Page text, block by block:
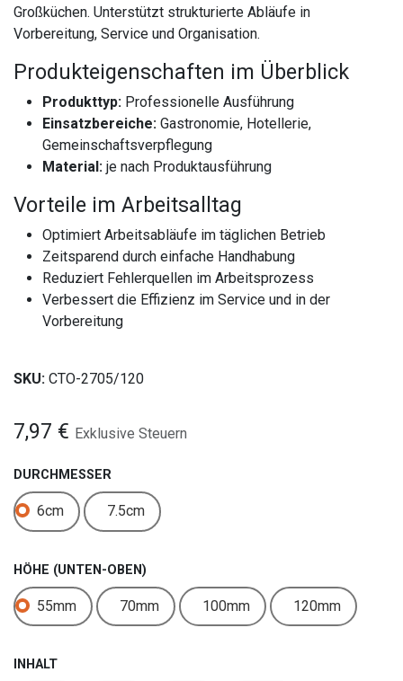
Großküchen. Unterstützt strukturierte Abläufe in
Vorbereitung, Service und Organisation.
Produkteigenschaften im Überblick
Produkttyp: Professionelle Ausführung
Einsatzbereiche: Gastronomie, Hotellerie,
Gemeinschaftsverpflegung
Material: je nach Produktausführung
Vorteile im Arbeitsalltag
Optimiert Arbeitsabläufe im täglichen Betrieb
Zeitsparend durch einfache Handhabung
Reduziert Fehlerquellen im Arbeitsprozess
Verbessert die Effizienz im Service und in der
Vorbereitung
SKU: CTO-2705/120
7,97 € Exklusive Steuern
DURCHMESSER
6cm 7.5cm
HÖHE (UNTEN-OBEN)
55mm 70mm 100mm 120mm
INHALT